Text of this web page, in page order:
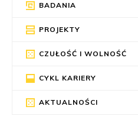
BADANIA
PROJEKTY
CZUŁOŚĆ I WOLNOŚĆ
CYKL KARIERY
AKTUALNOŚCI